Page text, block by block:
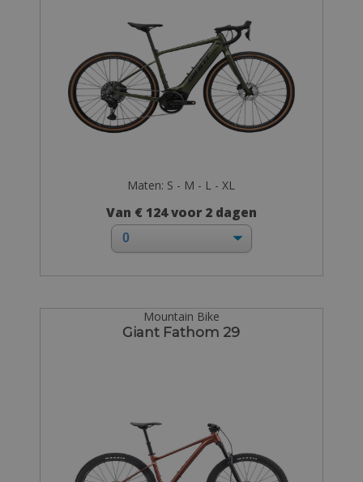
Maten: S - M - L - XL
Van € 124 voor 2 dagen
Mountain Bike
Giant Fathom 29